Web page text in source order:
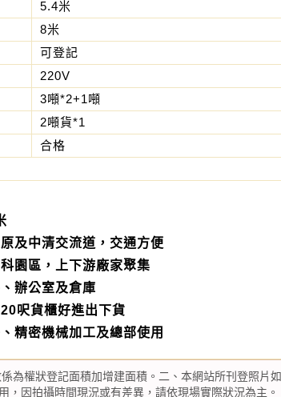
5.4米
8米
可登記
220V
3噸*2+1噸
2噸貨*1
合格
及中清交流道，交通方便
園區，上下游廠家聚集
辦公室及倉庫
呎貨櫃好進出下貨
精密機械加工及總部使用
為權狀登記面積加增建面積。二、本網站所刊登照片
，因拍攝時間現況或有差異，請依現場實際狀況為主。